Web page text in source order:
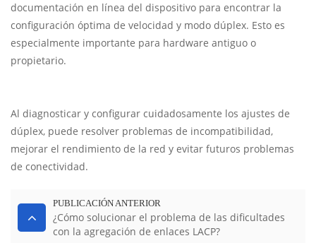
documentación en línea del dispositivo para encontrar la
configuración óptima de velocidad y modo dúplex. Esto es
especialmente importante para hardware antiguo o
propietario.
Al diagnosticar y configurar cuidadosamente los ajustes de
dúplex, puede resolver problemas de incompatibilidad,
mejorar el rendimiento de la red y evitar futuros problemas
de conectividad.
PUBLICACIÓN ANTERIOR
¿Cómo solucionar el problema de las dificultades
con la agregación de enlaces LACP?